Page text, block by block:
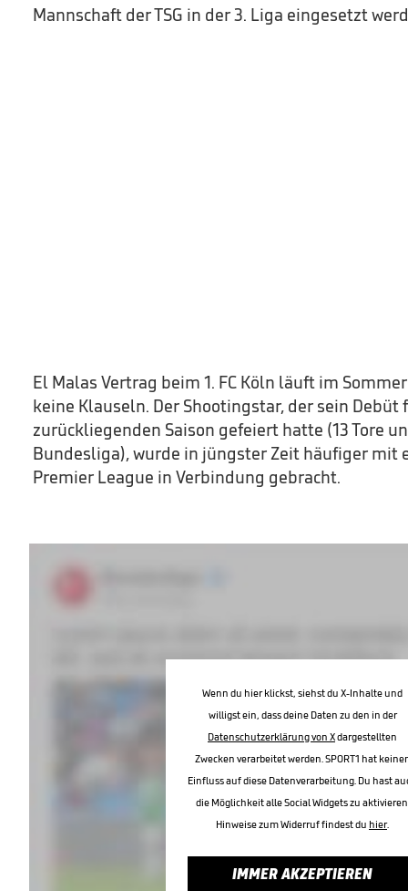
Mannschaft der TSG in der 3. Liga eingesetzt
El Malas Vertrag beim 1. FC Köln läuft im
keine Klauseln. Der Shootingstar, der sein Debüt
zurückliegenden Saison gefeiert hatte (13 Tore
Bundesliga), wurde in jüngster Zeit häufiger mit
Premier League in Verbindung gebracht.
Wenn du hier klickst, siehst du X-Inhalte und
willigst ein, dass deine Daten zu den in der
Datenschutzerklärung von Xdargestellten
Zwecken verarbeitet werden. SPORT1 hat
Einfluss auf diese Datenverarbeitung. Du hast
die Möglichkeit alle Social Widgets zu
Hinweise zum Widerruf findest du hier.
IMMER AKZEPTIEREN